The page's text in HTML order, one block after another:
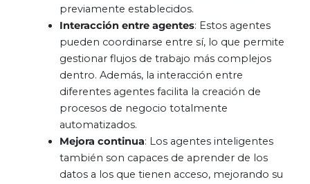
previamente establecidos.
Interacción entre agentes: Estos agentes
pueden coordinarse entre sí, lo que permite
gestionar flujos de trabajo más complejos
dentro. Además, la interacción entre
diferentes agentes facilita la creación de
procesos de negocio totalmente
automatizados.
Mejora continua: Los agentes inteligentes
también son capaces de aprender de los
datos a los que tienen acceso, mejorando su